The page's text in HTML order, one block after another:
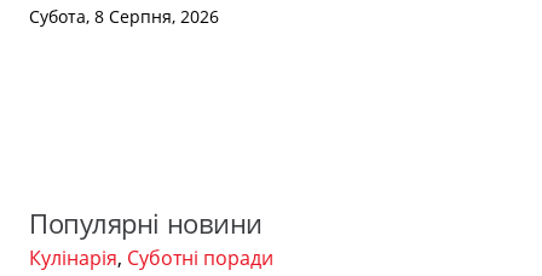
Субота, 8 Серпня, 2026
Популярні новини
Кулінарія, Суботні поради